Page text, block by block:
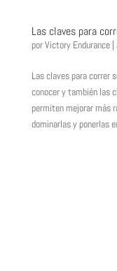
Las claves para
porVictory Endurance|
Las claves para correr
conocer y también las
permiten mejorar más
dominarlas y ponerlas